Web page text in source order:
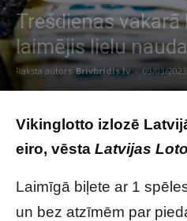
Trešdienas
laimējis lielu
Raksta autors Brivbridis.lv - 09/03/2023
Vikinglotto izlozē
eiro, vēsta Latvijas Loto
Laimīgā biļete ar 1
un bez atzīmēm par